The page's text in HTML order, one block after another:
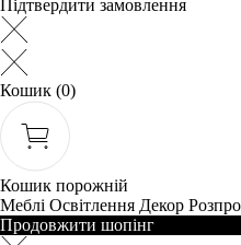
Підтвердити замовлення
Кошик (0)
Кошик порожній
Меблі Освітлення Декор
Продовжити шопінг